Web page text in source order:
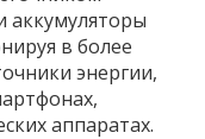
аккумуляторы
в более
энергии,
аппаратах.